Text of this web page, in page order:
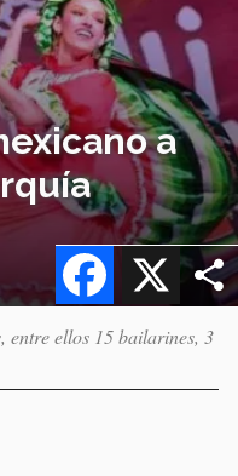
a
X
Facebook
entre ellos 15 bailarines, 3